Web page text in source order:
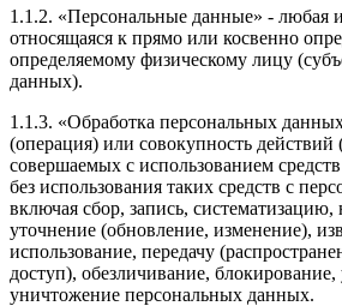
1.1.2. «Персональные данные» - любая
относящаяся к прямо или косвенно
определяемому физическому лицу
данных).
1.1.3. «Обработка персональных
(операция) или совокупность действий
совершаемых с использованием
без использования таких средств с
включая сбор, запись, систематизацию,
уточнение (обновление, изменение),
использование, передачу
доступ), обезличивание, блокирование,
уничтожение персональных данных.